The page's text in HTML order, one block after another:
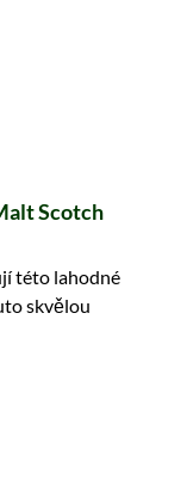
Scotch
této lahodné
skvělou